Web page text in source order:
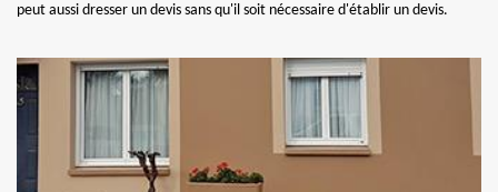
peut aussi dresser un devis sans qu'il soit nécessaire d'établir un devis.